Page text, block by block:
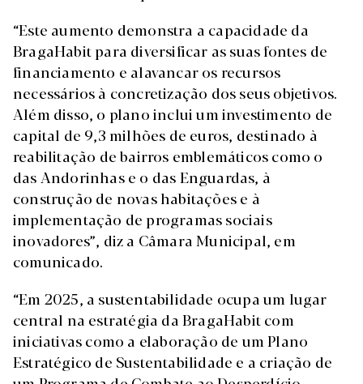
“Este aumento demonstra a capacidade da
BragaHabit para diversificar as suas fontes de
financiamento e alavancar os recursos
necessários à concretização dos seus objetivos.
Além disso, o plano inclui um investimento de
capital de 9,3 milhões de euros, destinado à
reabilitação de bairros emblemáticos como o
das Andorinhas e o das Enguardas, à
construção de novas habitações e à
implementação de programas sociais
inovadores”, diz a Câmara Municipal, em
comunicado.
“Em 2025, a sustentabilidade ocupa um lugar
central na estratégia da BragaHabit com
iniciativas como a elaboração de um Plano
Estratégico de Sustentabilidade e a criação de